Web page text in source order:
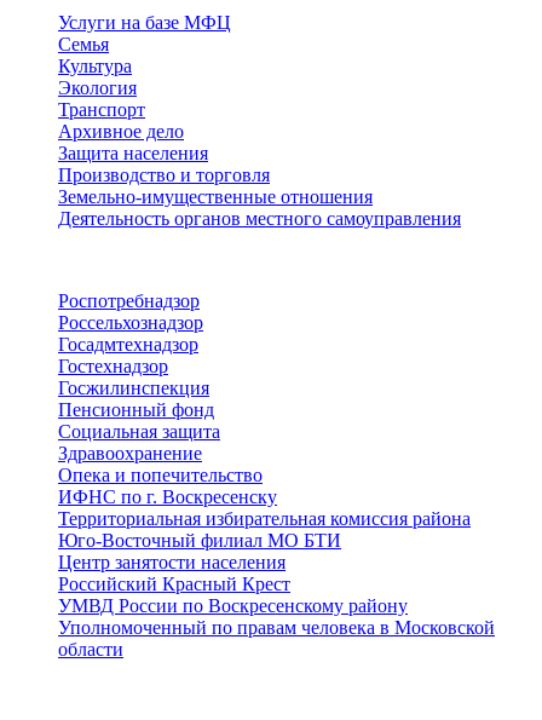
Услуги на базе МФЦ
Семья
Культура
Экология
Транспорт
Архивное дело
Защита населения
Производство и торговля
Земельно-имущественные отношения
Деятельность органов местного самоуправления
Роспотребнадзор
Россельхознадзор
Госадмтехнадзор
Гостехнадзор
Госжилинспекция
Пенсионный фонд
Социальная защита
Здравоохранение
Опека и попечительство
ИФНС по г. Воскресенску
Территориальная избирательная комиссия района
Юго-Восточный филиал МО БТИ
Центр занятости населения
Российский Красный Крест
УМВД России по Воскресенскому району
Уполномоченный по правам человека в Московской
области